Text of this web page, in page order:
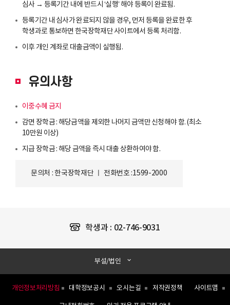
심사 → 등록기간 내에 반드시 ‘실행’ 해야 등록이 완료됨.
등록기간 내 심사가 완료되지 않을 경우, 먼저 등록을 완료한 후
학생과로 통보하면 한국장학재단 사이트에서 등록 처리함.
이후 개인 계좌로 대출금액이 실행됨.
유의사항
이중수혜 금지
감면 장학금 : 해당금액을 제외한 나머지 금액만 신청해야 함. (최소
10만원 이상)
지급 장학금 : 해당 금액을 즉시 대출 상환하여야 함.
문의처 : 한국장학재단 ㅣ 전화번호 :1599-2000
학생과 : 02-746-9031
개인정보처리방침 대학정보공시 오시는길 저작권정책 사이트맵
부설/법인